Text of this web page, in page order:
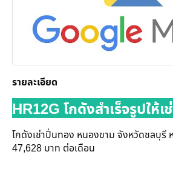
รายละเอียด
HR12G โกดังสำเร็จรูปให้เ
โกดังเช่าปิ่นทอง หนองขาม จังหวัดชลบุรี
47,628 บาท ต่อเดือน